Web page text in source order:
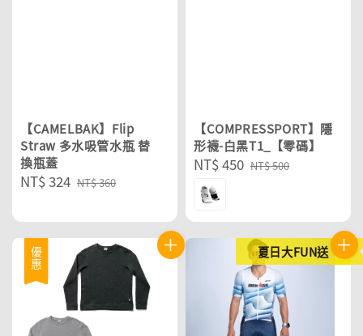
【CAMELBAK】Flip
Straw 多水吸管水瓶 替
換瓶蓋
Sale
NT$ 324 Regular
NT$ 360
【COMPRESSPORT】隱
形襪-白黑T1_【零碼】
Sale
price
NT$ 450 Regular
NT$ 500
優惠 夏日大FUN送